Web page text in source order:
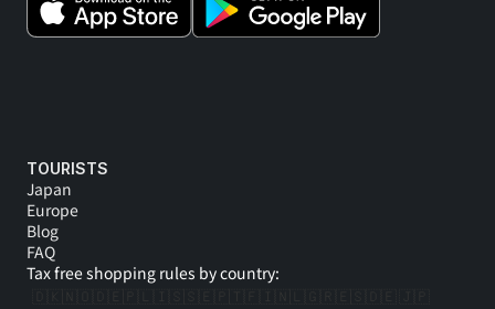
TOURISTS
Japan
Europe
Blog
FAQ
Tax free shopping rules by country: